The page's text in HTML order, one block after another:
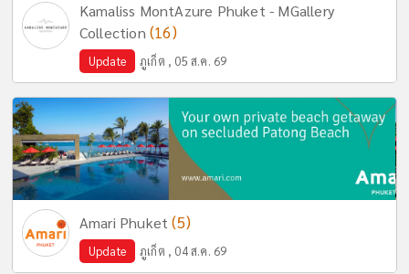
Kamaliss MontAzure Phuket - MGallery
Collection (16)
Update ภูเก็ต , 05 ส.ค. 69
Amari Phuket(5)
Update ภูเก็ต , 04 ส.ค. 69